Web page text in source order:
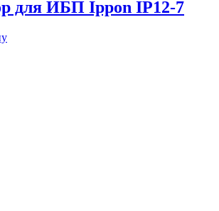
для ИБП Ippon IP12-7